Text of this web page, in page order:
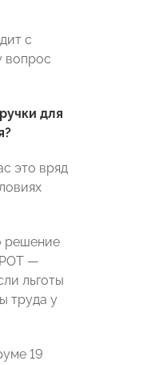
с
вопрос
для
это вряд
решение
—
льготы
труда у
19